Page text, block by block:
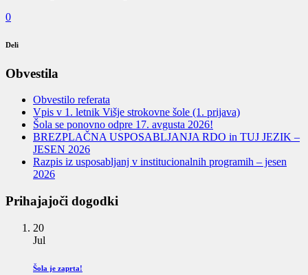
0
Deli
Obvestila
Obvestilo referata
Vpis v 1. letnik Višje strokovne šole (1. prijava)
Šola se ponovno odpre 17. avgusta 2026!
BREZPLAČNA USPOSABLJANJA RDO in TUJ JEZIK –
JESEN 2026
Razpis iz usposabljanj v institucionalnih programih – jesen
2026
Prihajajoči dogodki
20
Jul
Šola je zaprta!